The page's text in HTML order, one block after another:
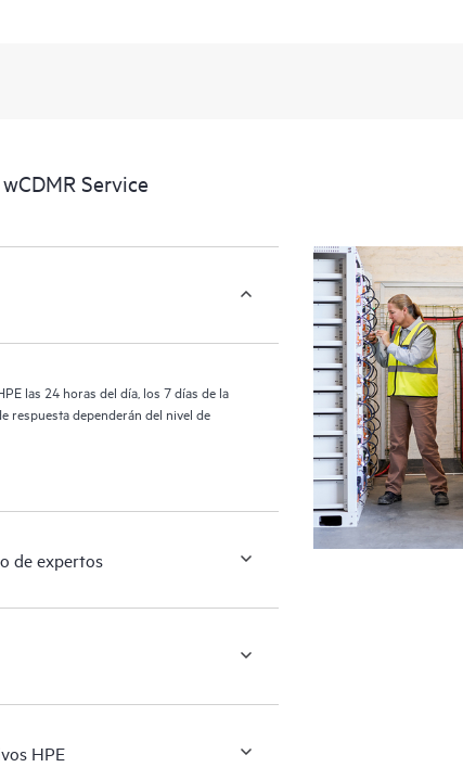
Service
las 24 horas del día, los 7 días de la
respuesta dependerán del nivel de
de expertos
HPE